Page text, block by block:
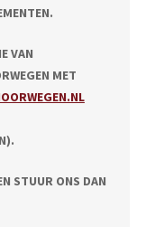
VAN
MET
STUUR ONS DAN